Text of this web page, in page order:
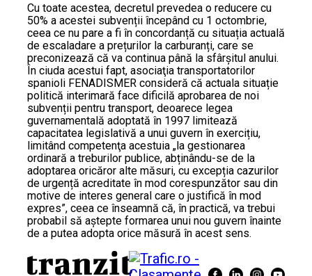
Cu toate acestea, decretul prevedea o reducere cu
50% a acestei subvenții începând cu 1 octombrie,
ceea ce nu pare a fi în concordanță cu situația actuală
de escaladare a prețurilor la carburanți, care se
preconizează că va continua până la sfârșitul anului.
În ciuda acestui fapt, asociaţia transportatorilor
spanioli FENADISMER consideră că actuala situație
politică interimară face dificilă aprobarea de noi
subvenții pentru transport, deoarece legea
guvernamentală adoptată în 1997 limitează
capacitatea legislativă a unui guvern în exercițiu,
limitând competenţa acestuia „la gestionarea
ordinară a treburilor publice, abținându-se de la
adoptarea oricăror alte măsuri, cu excepția cazurilor
de urgență acreditate în mod corespunzător sau din
motive de interes general care o justifică în mod
expres”, ceea ce înseamnă că, în practică, va trebui
probabil să aștepte formarea unui nou guvern înainte
de a putea adopta orice măsură în acest sens.